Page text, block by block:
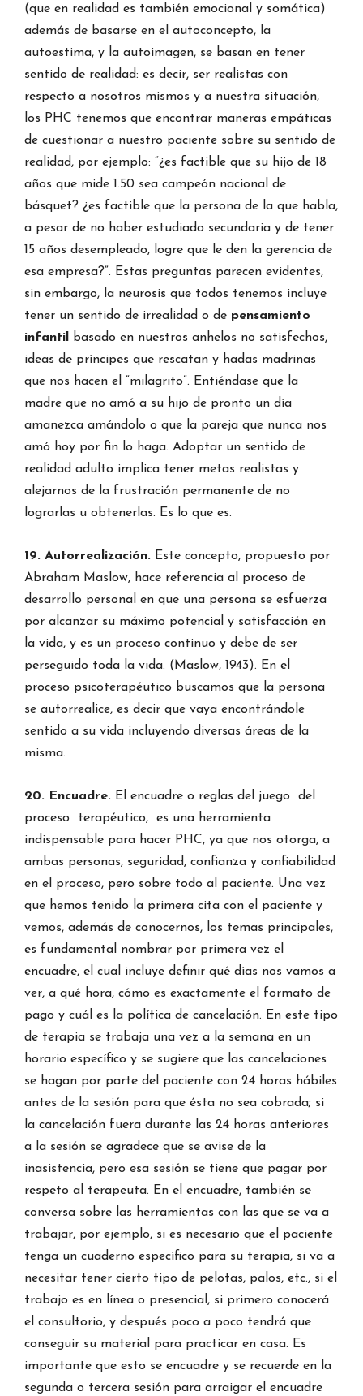
(que en realidad es también emocional y somática)
además de basarse en el autoconcepto, la
autoestima, y la autoimagen, se basan en tener
sentido de realidad: es decir, ser realistas con
respecto a nosotros mismos y a nuestra situación,
los PHC tenemos que encontrar maneras empáticas
de cuestionar a nuestro paciente sobre su sentido de
realidad, por ejemplo: “¿es factible que su hijo de 18
años que mide 1.50 sea campeón nacional de
básquet? ¿es factible que la persona de la que habla,
a pesar de no haber estudiado secundaria y de tener
15 años desempleado, logre que le den la gerencia de
esa empresa?”. Estas preguntas parecen evidentes,
sin embargo, la neurosis que todos tenemos incluye
tener un sentido de irrealidad o de pensamiento
infantil basado en nuestros anhelos no satisfechos,
ideas de príncipes que rescatan y hadas madrinas
que nos hacen el “milagrito”. Entiéndase que la
madre que no amó a su hijo de pronto un día
amanezca amándolo o que la pareja que nunca nos
amó hoy por fin lo haga. Adoptar un sentido de
realidad adulto implica tener metas realistas y
alejarnos de la frustración permanente de no
lograrlas u obtenerlas. Es lo que es.
19. Autorrealización. Este concepto, propuesto por
Abraham Maslow, hace referencia al proceso de
desarrollo personal en que una persona se esfuerza
por alcanzar su máximo potencial y satisfacción en
la vida, y es un proceso continuo y debe de ser
perseguido toda la vida. (Maslow, 1943). En el
proceso psicoterapéutico buscamos que la persona
se autorrealice, es decir que vaya encontrándole
sentido a su vida incluyendo diversas áreas de la
misma.
20. Encuadre. El encuadre o reglas del juego del
proceso terapéutico, es una herramienta
indispensable para hacer PHC, ya que nos otorga, a
ambas personas, seguridad, confianza y confiabilidad
en el proceso, pero sobre todo al paciente. Una vez
que hemos tenido la primera cita con el paciente y
vemos, además de conocernos, los temas principales,
es fundamental nombrar por primera vez el
encuadre, el cual incluye definir qué días nos vamos a
ver, a qué hora, cómo es exactamente el formato de
pago y cuál es la política de cancelación. En este tipo
de terapia se trabaja una vez a la semana en un
horario específico y se sugiere que las cancelaciones
se hagan por parte del paciente con 24 horas hábiles
antes de la sesión para que ésta no sea cobrada; si
la cancelación fuera durante las 24 horas anteriores
a la sesión se agradece que se avise de la
inasistencia, pero esa sesión se tiene que pagar por
respeto al terapeuta. En el encuadre, también se
conversa sobre las herramientas con las que se va a
trabajar, por ejemplo, si es necesario que el paciente
tenga un cuaderno específico para su terapia, si va a
necesitar tener cierto tipo de pelotas, palos, etc., si el
trabajo es en línea o presencial, si primero conocerá
el consultorio, y después poco a poco tendrá que
conseguir su material para practicar en casa. Es
importante que esto se encuadre y se recuerde en la
segunda o tercera sesión para arraigar el encuadre